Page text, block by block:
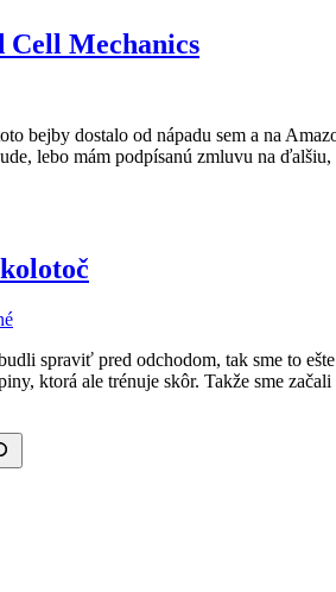
Cell Mechanics
bejby dostalo od nápadu sem a na
lebo mám podpísanú zmluvu na
spraviť pred odchodom, tak sme to
ktorá ale trénuje skôr. Takže sme